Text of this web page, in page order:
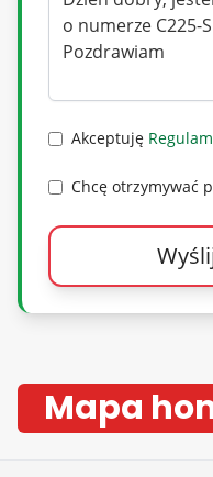
Akceptuję
Chcę otrzymywać
Mapa